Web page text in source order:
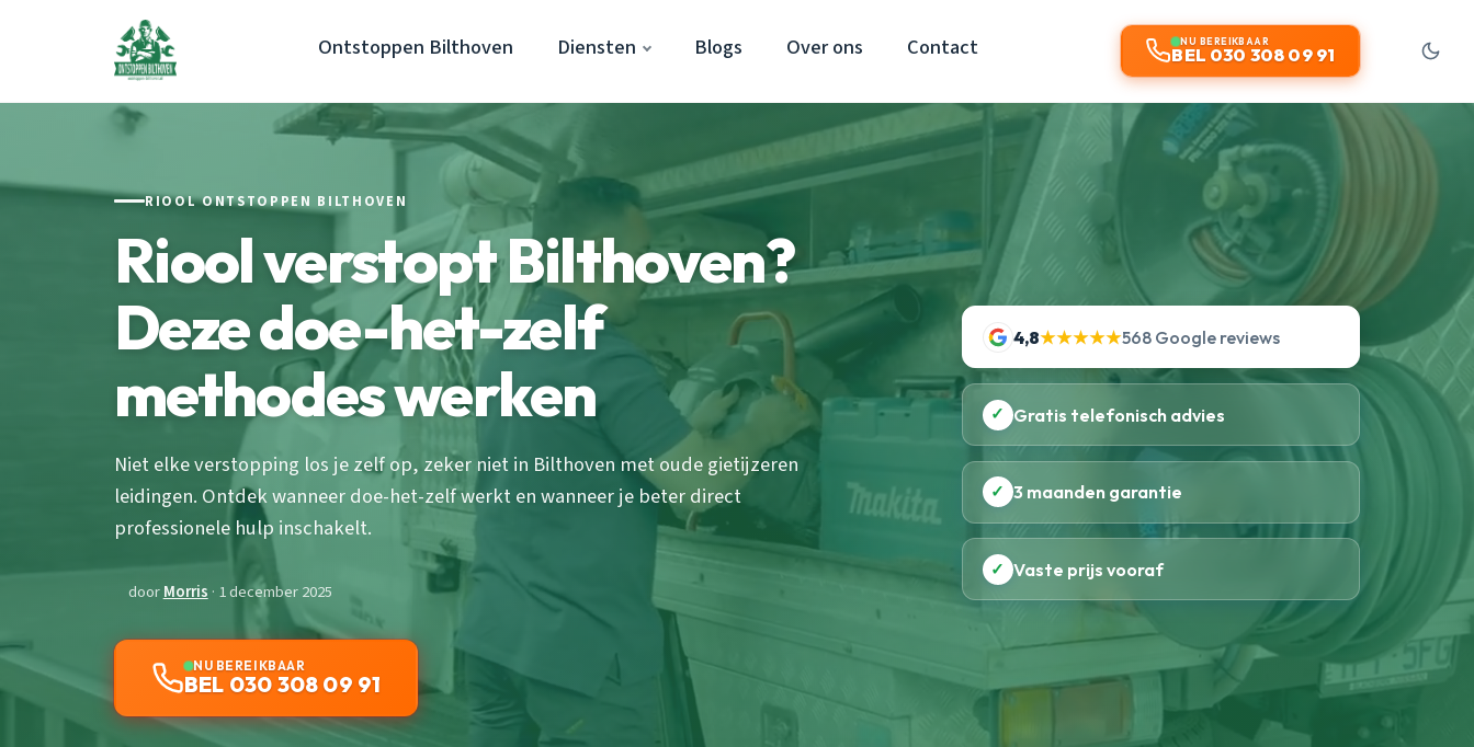
Ontstoppen Bilthoven Diensten Blogs Over ons Contact NU BEREIKBAAR
BEL 030 308 09 91
RIOOL ONTSTOPPEN BILTHOVEN
Riool verstopt Bilthoven?
Deze doe-het-zelf
methodes werken
Niet elke verstopping los je zelf op, zeker niet in Bilthoven met oude gietijzeren
leidingen. Ontdek wanneer doe-het-zelf werkt en wanneer je beter direct
professionele hulp inschakelt.
doorMorris · 1 december 2025
NU BEREIKBAAR
BEL 030 308 09 91
4,8★★★★★568 Google reviews
✓ Gratis telefonisch advies
✓ 3 maanden garantie
✓ Vaste prijs vooraf